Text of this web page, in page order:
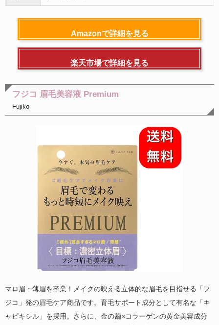
Amazonで詳細を見る
楽天市場で詳細を見る
フジコ 眉毛美容液 Premium
Fujiko
マロ眉・薄眉を卒業！メイクの映える立体的な眉毛を目指せる「フ
ジコ」発の眉毛ケア商品です。育毛サポート成分として有名な「キ
ャピキシル」を採用。さらに、金の繭×コラーゲンの黄金美容成分